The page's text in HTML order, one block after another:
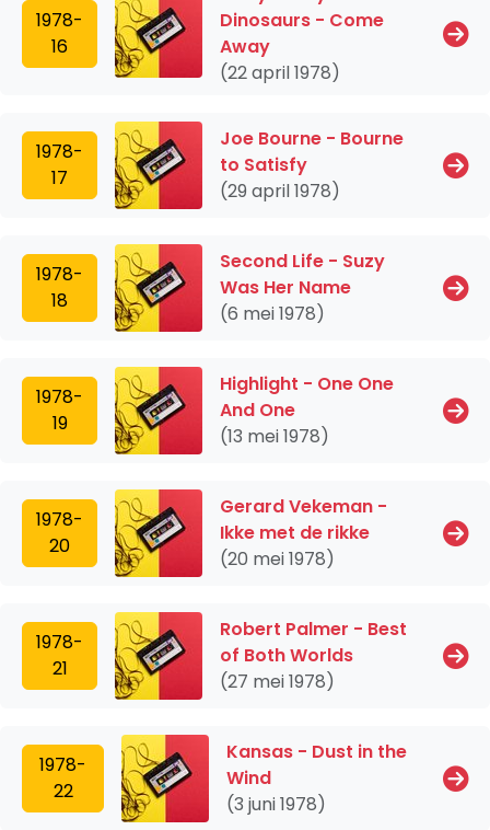
1978-
16
Dinosaurs - Come
Away
(22 april 1978)
1978-
17
Joe Bourne - Bourne
to Satisfy
(29 april 1978)
1978-
18
Second Life - Suzy
Was Her Name
(6 mei 1978)
1978-
19
Highlight - One One
And One
(13 mei 1978)
1978-
20
Gerard Vekeman -
Ikke met de rikke
(20 mei 1978)
1978-
21
Robert Palmer - Best
of Both Worlds
(27 mei 1978)
1978-
22
Kansas - Dust in the
Wind
(3 juni 1978)